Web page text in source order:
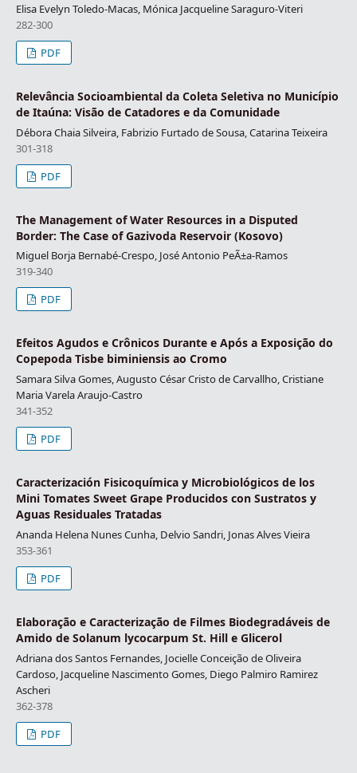
Elisa Evelyn Toledo-Macas, Mónica Jacqueline Saraguro-Viteri
282-300
PDF
Relevância Socioambiental da Coleta Seletiva no Município
de Itaúna: Visão de Catadores e da Comunidade
Débora Chaia Silveira, Fabrizio Furtado de Sousa, Catarina Teixeira
301-318
PDF
The Management of Water Resources in a Disputed
Border: The Case of Gazivoda Reservoir (Kosovo)
Miguel Borja Bernabé-Crespo, José Antonio PeÃ±a-Ramos
319-340
PDF
Efeitos Agudos e Crônicos Durante e Após a Exposição do
Copepoda Tisbe biminiensis ao Cromo
Samara Silva Gomes, Augusto César Cristo de Carvallho, Cristiane
Maria Varela Araujo-Castro
341-352
PDF
Caracterización Fisicoquímica y Microbiológicos de los
Mini Tomates Sweet Grape Producidos con Sustratos y
Aguas Residuales Tratadas
Ananda Helena Nunes Cunha, Delvio Sandri, Jonas Alves Vieira
353-361
PDF
Elaboração e Caracterização de Filmes Biodegradáveis de
Amido de Solanum lycocarpum St. Hill e Glicerol
Adriana dos Santos Fernandes, Jocielle Conceição de Oliveira
Cardoso, Jacqueline Nascimento Gomes, Diego Palmiro Ramirez
Ascheri
362-378
PDF